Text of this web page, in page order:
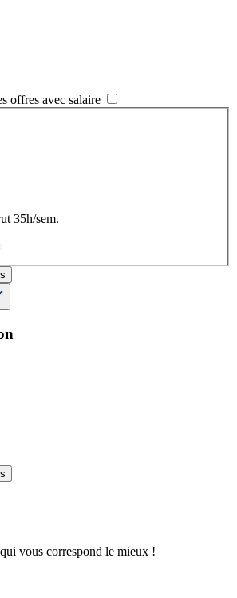
offres avec salaire
35h/sem.
vous correspond le mieux !